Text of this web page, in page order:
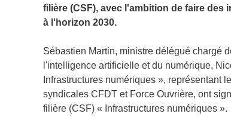
filière (CSF), avec l'ambition de faire
à l'horizon 2030.
Sébastien Martin, ministre délégué chargé
l'intelligence artificielle et du numérique,
Infrastructures numériques », représentant
syndicales CFDT et Force Ouvrière, ont
filière (CSF) « Infrastructures numériques ».